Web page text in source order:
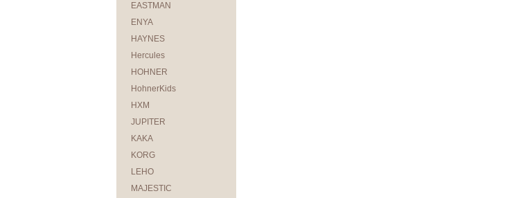
EASTMAN
ENYA
HAYNES
Hercules
HOHNER
HohnerKids
HXM
JUPITER
KAKA
KORG
LEHO
MAJESTIC